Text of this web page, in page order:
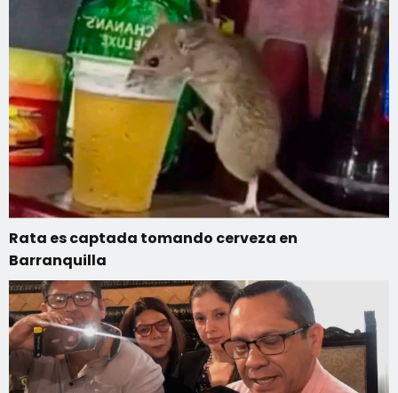
Rata es captada tomando cerveza en
Barranquilla